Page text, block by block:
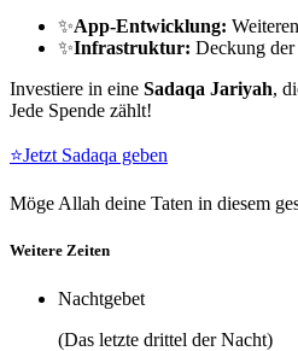
✨App-Entwicklung:
✨Infrastruktur: Deckung der
Investiere in eine Sadaqa Jariyah,
Jede Spende zählt!
⭐Jetzt Sadaqa geben
Möge Allah deine Taten in diesem
Weitere Zeiten
Nachtgebet
(Das letzte drittel der Nacht)